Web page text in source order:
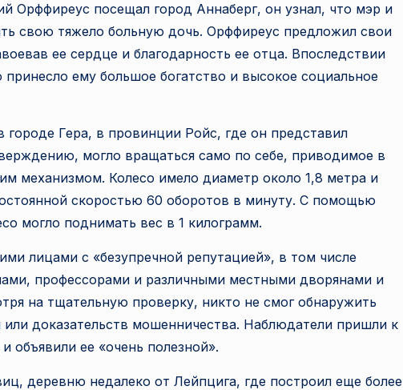
Орффиреус посещал город Аннаберг, он узнал, что мэр и
свою тяжело больную дочь. Орффиреус предложил свои
ее сердце и благодарность ее отца. Впоследствии
ему большое богатство и высокое социальное
городе Гера, в провинции Ройс, где он представил
могло вращаться само по себе, приводимое в
механизмом. Колесо имело диаметр около 1,8 метра и
скоростью 60 оборотов в минуту. С помощью
могло поднимать вес в 1 килограмм.
лицами с «безупречной репутацией», в том числе
профессорами и различными местными дворянами и
на тщательную проверку, никто не смог обнаружить
или доказательств мошенничества. Наблюдатели пришли к
ее «очень полезной».
деревню недалеко от Лейпцига, где построил еще более